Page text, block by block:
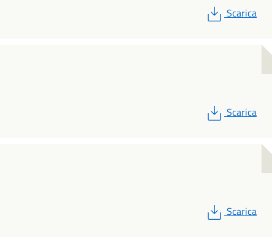
PDF
Scarica
PDF
Scarica
PDF
Scarica